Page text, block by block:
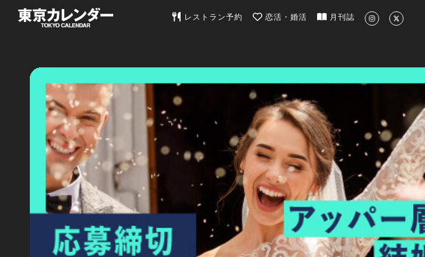
東京カレンダー | 最新のグルメ、洗練されたライフスタイル情報
レストラン予約 恋活・婚活 月刊誌